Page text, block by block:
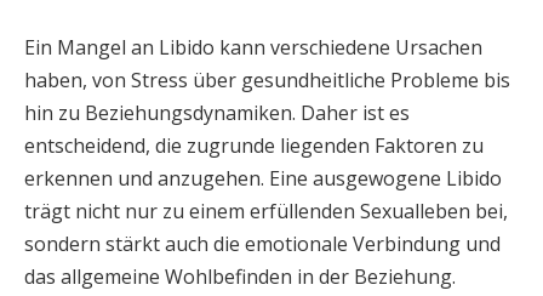
Ein Mangel an Libido kann verschiedene Ursachen
haben, von Stress über gesundheitliche Probleme bis
hin zu Beziehungsdynamiken. Daher ist es
entscheidend, die zugrunde liegenden Faktoren zu
erkennen und anzugehen. Eine ausgewogene Libido
trägt nicht nur zu einem erfüllenden Sexualleben bei,
sondern stärkt auch die emotionale Verbindung und
das allgemeine Wohlbefinden in der Beziehung.